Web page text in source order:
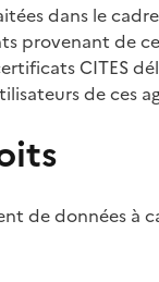
dans le
provenant de
CITES
de ces
de données à